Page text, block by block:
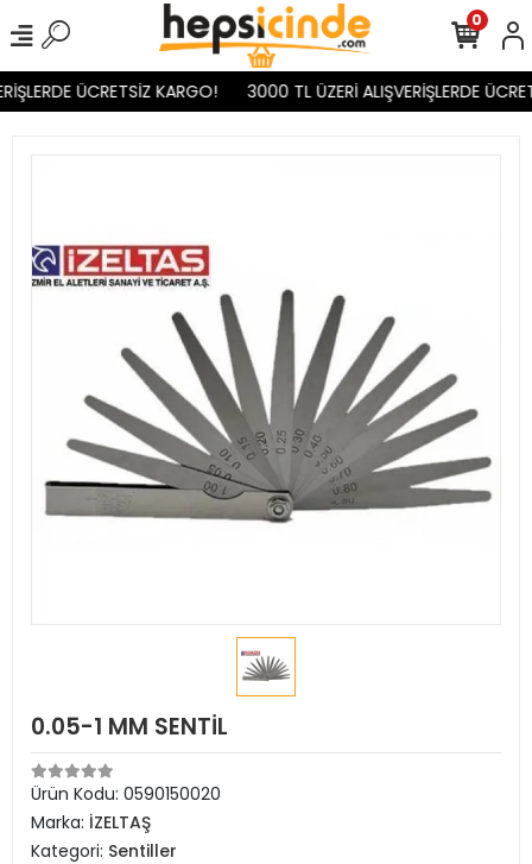
ÜCRETSİZ KARGO! 3000 TL ÜZERİ ALIŞVERİŞLERDE
0
0.05-1 MM SENTİL
Ürün Kodu: 0590150020
Marka: İZELTAŞ
Kategori: Sentiller